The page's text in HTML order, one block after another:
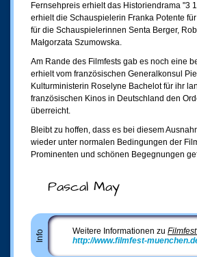
Fernsehpreis erhielt das Historiendrama "3
erhielt die Schauspielerin Franka Potente
für die Schauspielerinnen Senta Berger,
Małgorzata Szumowska.
Am Rande des Filmfests gab es noch eine
erhielt vom französischen Generalkonsul
Kulturministerin Roselyne Bachelot für ihr
französischen Kinos in Deutschland den
überreicht.
Bleibt zu hoffen, dass es bei diesem
wieder unter normalen Bedingungen der
Prominenten und schönen Begegnungen
Pascal May
Info Weitere Informationen zu
http://www.filmfest-